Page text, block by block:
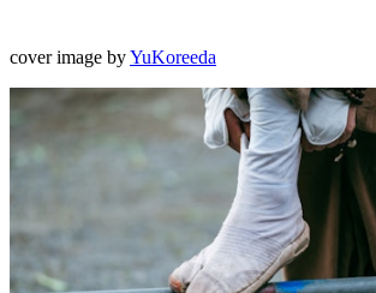
cover image byYuKoreeda